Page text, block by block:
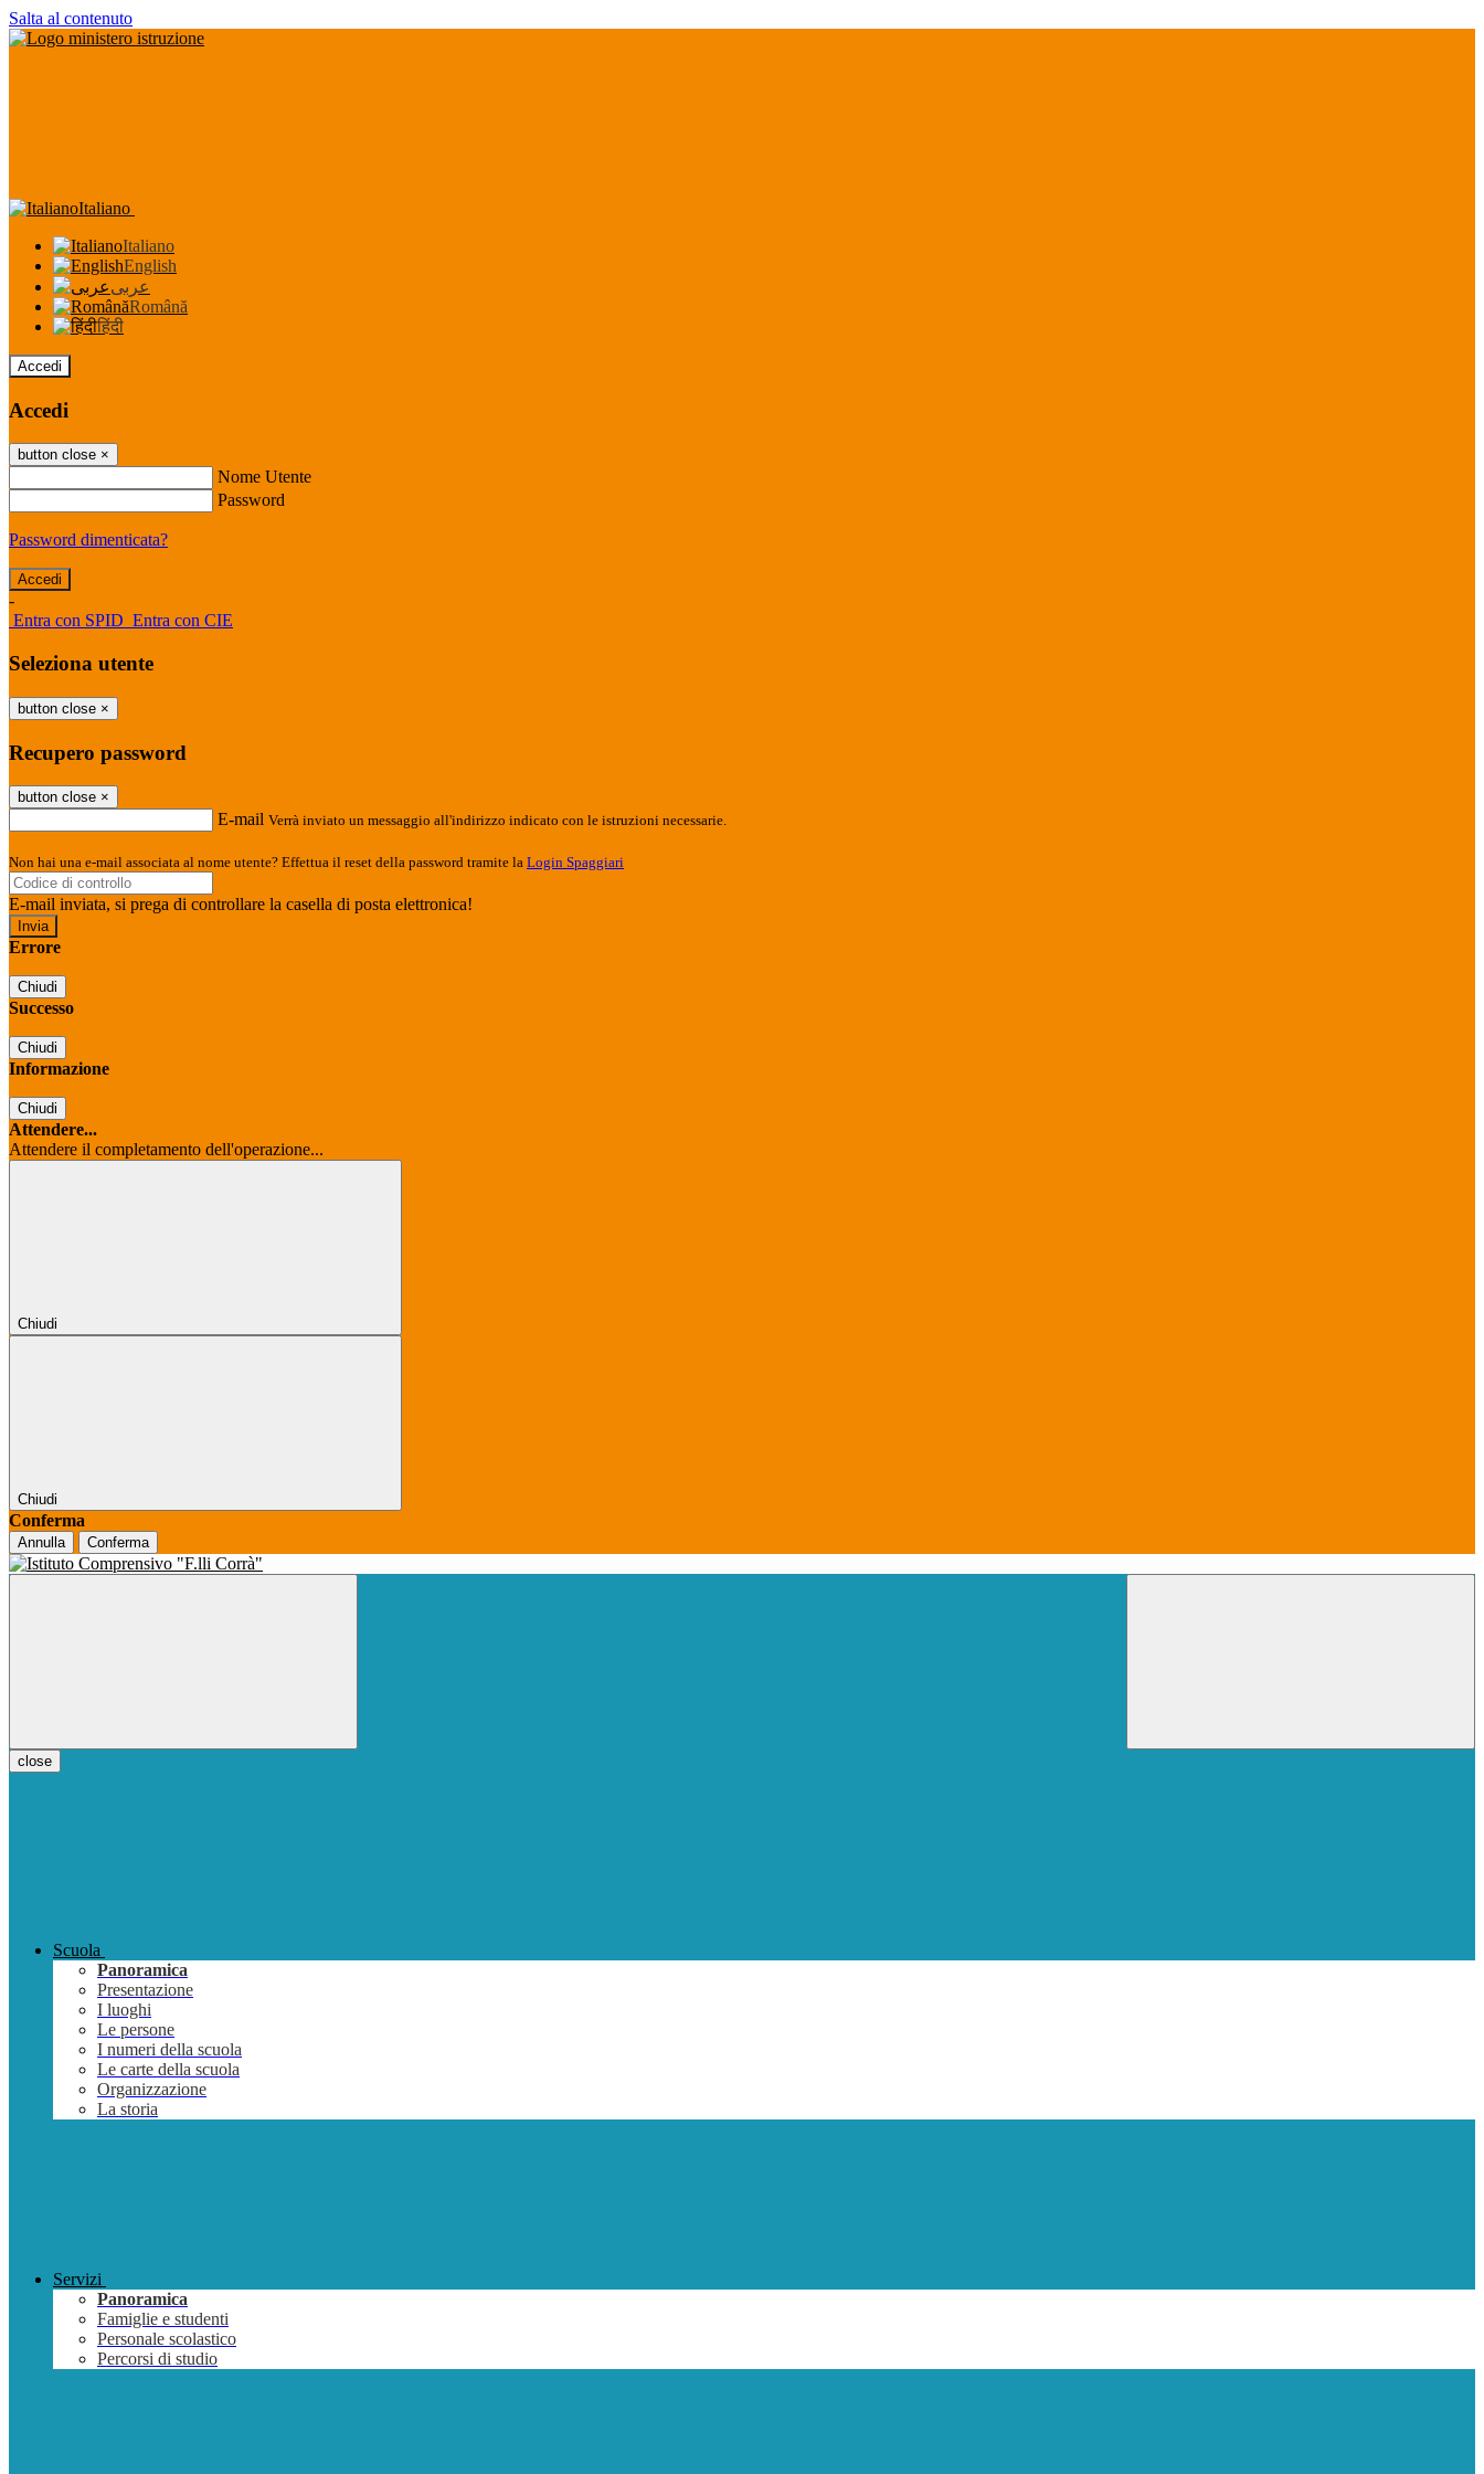
Salta al contenuto
Italiano
Italiano
English
عربى
Română
हिंदी
Accedi
Accedi
button close ×
Nome Utente
Password
Password dimenticata?
-
Entra con SPID Entra con CIE
Seleziona utente
button close ×
Recupero password
button close ×
E-mail Verrà inviato un messaggio all'indirizzo indicato con le istruzioni necessarie.
Non hai una e-mail associata al nome utente? Effettua il reset della password tramite la Login Spaggiari
E-mail inviata, si prega di controllare la casella di posta elettronica!
Errore
Chiudi
Successo
Chiudi
Informazione
Chiudi
Attendere...
Attendere il completamento dell'operazione...
Chiudi
Chiudi
Conferma
Annulla Conferma
close
Scuola
Panoramica
Presentazione
I luoghi
Le persone
I numeri della scuola
Le carte della scuola
Organizzazione
La storia
Servizi
Panoramica
Famiglie e studenti
Personale scolastico
Percorsi di studio